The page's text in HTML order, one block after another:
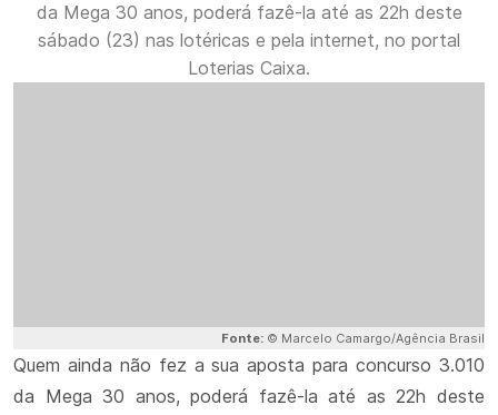
da Mega 30 anos, poderá fazê-la até as 22h deste
sábado (23) nas lotéricas e pela internet, no portal
Loterias Caixa.
Fonte: © Marcelo Camargo/Agência Brasil
Quem ainda não fez a sua aposta para concurso 3.010
da Mega 30 anos, poderá fazê-la até as 22h deste